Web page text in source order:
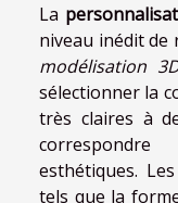
La
niveau inédit de
modélisation
sélectionner la
très claires à
esthétiques. Les
tels que la